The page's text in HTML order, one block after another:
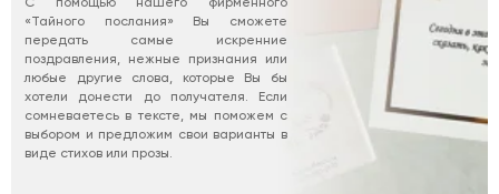
«Тайного послания» Вы сможете
передать самые искренние
поздравления, нежные признания или
любые другие слова, которые Вы бы
хотели донести до получателя. Если
сомневаетесь в тексте, мы поможем с
выбором и предложим свои варианты в
виде стихов или прозы.